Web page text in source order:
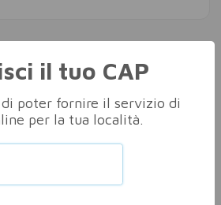
il tuo CAP
poter fornire il servizio di
per la tua località.